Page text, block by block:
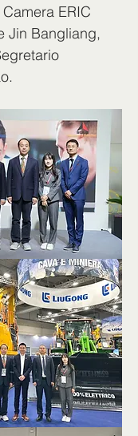
ERIC
Jin Bangliang,